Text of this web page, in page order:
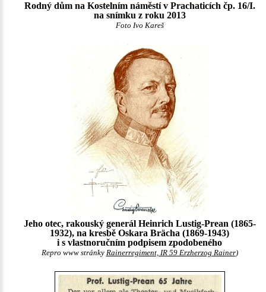
Rodný dům na Kostelním náměstí v Prachaticích čp. 16/I.
na snímku z roku 2013
Foto Ivo Kareš
Jeho otec, rakouský generál Heinrich Lustig-Prean (1865-
1932), na kresbě Oskara Brächa (1869-1943)
i s vlastnoručním podpisem zpodobeného
Repro www stránky Rainerregiment, IR 59 Erzherzog Rainer)